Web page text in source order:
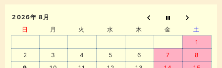
2026年 8月
日
月 火 水 木 金
土
1
2
3 4 5 6 7
8